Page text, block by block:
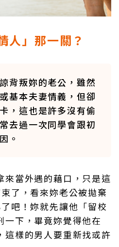
人」那一關？
背叛妳的老公，雖然
基本夫妻情義，但卻
，這也是許多沒有偷
去過一次同學會跟初
。
來當外遇的藉口，只是這
了，看來妳老公被拋棄
吧！妳就先讓他「留校
一下，畢竟妳覺得他在
這樣的男人要重新找或許